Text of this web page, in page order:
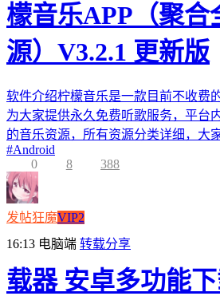
檬音乐APP（聚合
源）V3.2.1 更新版
软件介绍柠檬音乐是一款目前不收费
为大家提供永久免费听歌服务，平台
的音乐资源，所有资源分类详细，大
#Android
0
8 388
发帖狂魔VIP2
16:13 电脑端 转载分享
载器 安卓多功能